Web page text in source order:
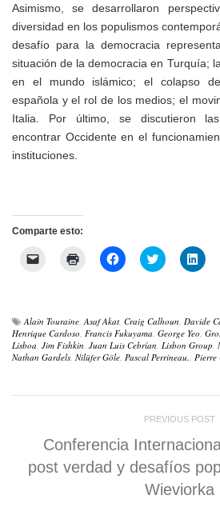
Asimismo, se desarrollaron
diversidad en los populismos
desafío para la democracia
situación de la democracia en Turquía;
en el mundo islámico; el colapso
española y el rol de los medios; el
Italia. Por último, se discutieron
encontrar Occidente en el
instituciones.
Comparte esto:
por
correo
electrónico
a
un
abre
en
una
ventana
nueva)
Haz
clic
(Se
abre
en
una
ventana
Haz
clic
(Se
abre
en
una
ventana
Haz
clic
(Se
en
una
Alain Touraine,Asaf Akat, Craig Calhoun, Davide
Henrique Cardoso, Francis Fukuyama, George Yeo,
Lisboa, Jim Fishkin, Juan Luis Cebrían, Lisbon Group,
Nathan Gardels, Nilüfer Göle, Pascal Perrineau., Pierre
PREVIOUS POST
Conferencia
post verdad y desafíos
Wieviorka